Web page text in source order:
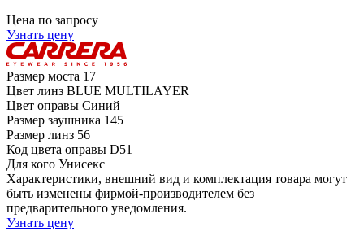
Цена по запросу
Узнать цену
Размер моста 17
Цвет линз BLUE MULTILAYER
Цвет оправы Синий
Размер заушника 145
Размер линз 56
Код цвета оправы D51
Для кого Унисекс
Характеристики, внешний вид и комплектация товара могут
быть изменены фирмой-производителем без
предварительного уведомления.
Узнать цену